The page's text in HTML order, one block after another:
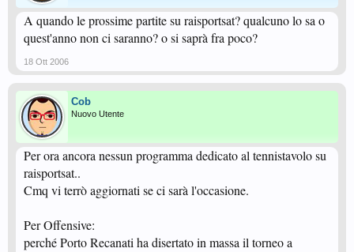
A quando le prossime partite su raisportsat? qualcuno lo sa o
quest'anno non ci saranno? o si saprà fra poco?
18 Ott 2006
Cob
Nuovo Utente
Per ora ancora nessun programma dedicato al tennistavolo su
raisportsat..
Cmq vi terrò aggiornati se ci sarà l'occasione.
Per Offensive:
perché Porto Recanati ha disertato in massa il torneo a